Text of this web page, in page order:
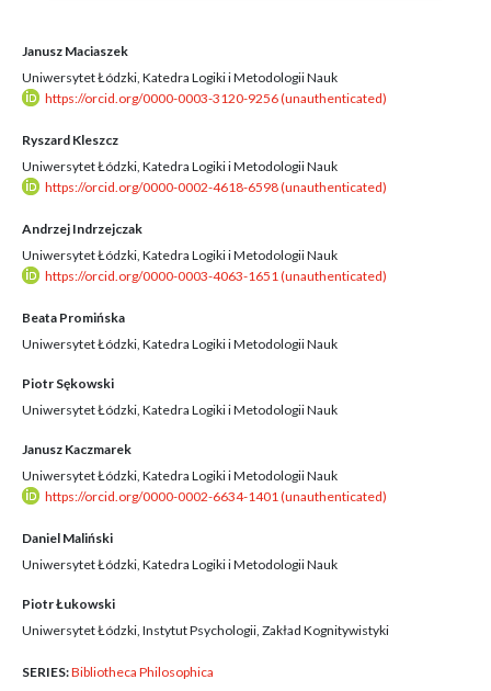
Janusz Maciaszek
Uniwersytet Łódzki, Katedra Logiki i Metodologii Nauk
https://orcid.org/0000-0003-3120-9256 (unauthenticated)
Ryszard Kleszcz
Uniwersytet Łódzki, Katedra Logiki i Metodologii Nauk
https://orcid.org/0000-0002-4618-6598 (unauthenticated)
Andrzej Indrzejczak
Uniwersytet Łódzki, Katedra Logiki i Metodologii Nauk
https://orcid.org/0000-0003-4063-1651 (unauthenticated)
Beata Promińska
Uniwersytet Łódzki, Katedra Logiki i Metodologii Nauk
Piotr Sękowski
Uniwersytet Łódzki, Katedra Logiki i Metodologii Nauk
Janusz Kaczmarek
Uniwersytet Łódzki, Katedra Logiki i Metodologii Nauk
https://orcid.org/0000-0002-6634-1401 (unauthenticated)
Daniel Maliński
Uniwersytet Łódzki, Katedra Logiki i Metodologii Nauk
Piotr Łukowski
Uniwersytet Łódzki, Instytut Psychologii, Zakład Kognitywistyki
SERIES:Bibliotheca Philosophica